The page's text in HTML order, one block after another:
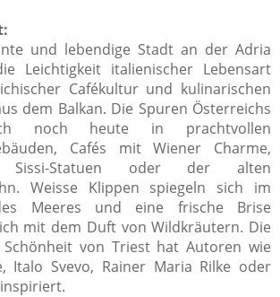
und lebendige Stadt an der Adria
Leichtigkeit italienischer Lebensart
Cafékultur und kulinarischen
dem Balkan. Die Spuren Österreichs
noch heute in prachtvollen
Cafés mit Wiener Charme,
Sissi-Statuen oder der alten
Weisse Klippen spiegeln sich im
Meeres und eine frische Brise
mit dem Duft von Wildkräutern. Die
Schönheit von Triest hat Autoren wie
Italo Svevo, Rainer Maria Rilke oder